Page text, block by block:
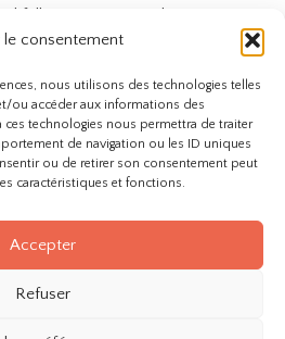
le consentement
nous utilisons des technologies telles
ou accéder aux informations des
ces technologies nous permettra de traiter
de navigation ou les ID uniques
ou de retirer son consentement peut
caractéristiques et fonctions.
Accepter
Refuser
fallait que j’accomplisse…